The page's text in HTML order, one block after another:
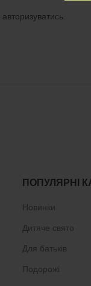
авторизуватись
ПОПУЛЯРНІ
Новинки
Дитяче свято
Для батьків
Подорожі